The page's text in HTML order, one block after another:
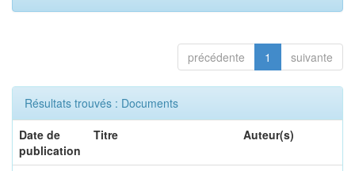
précédente 1 suivante
Résultats trouvés : Documents
Date de
publication
Titre Auteur(s)